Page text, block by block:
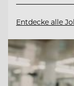
Entdecke alle